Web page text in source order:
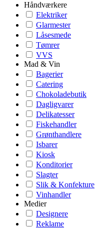
Håndværkere
Elektriker
Glarmester
Låsesmede
Tømrer
VVS
Mad & Vin
Bagerier
Catering
Chokoladebutik
Dagligvarer
Delikatesser
Fiskehandler
Grønthandlere
Isbarer
Kiosk
Konditorier
Slagter
Slik & Konfekture
Vinhandler
Medier
Designere
Reklame